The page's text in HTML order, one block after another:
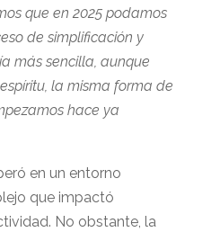
que en 2025 podamos
de simplificación y
más sencilla, aunque
la misma forma de
hace ya
en un entorno
que impactó
No obstante, la